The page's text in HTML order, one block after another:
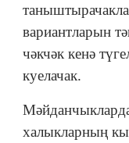
вариантларын
чәкчәк кенә
куелачак.
халыкларның